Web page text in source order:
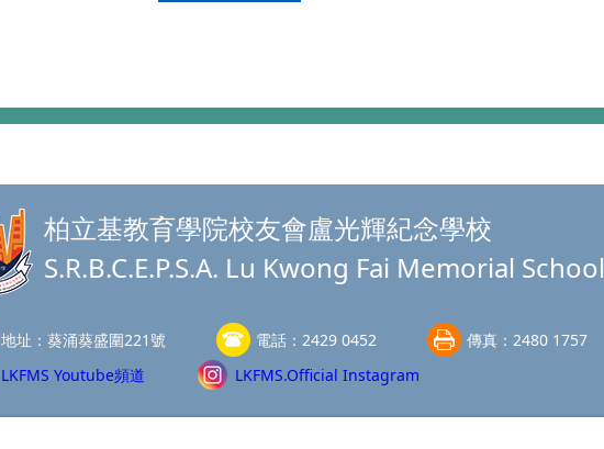
柏立基教育學院校友會盧光輝紀念學校
S.R.B.C.E.P.S.A. Lu Kwong Fai Memorial School
地址： 葵涌葵盛圍221號 電話： 2429 0452 傳真： 2480 1757
LKFMS Youtube頻道
LKFMS.Official Instagram